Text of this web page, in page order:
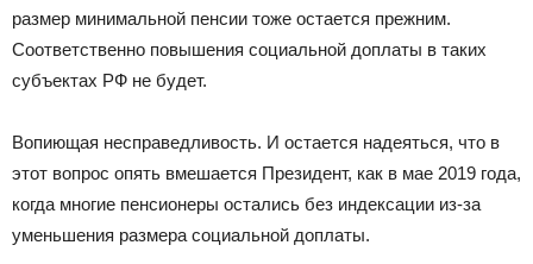
размер минимальной пенсии тоже остается прежним.
Соответственно повышения социальной доплаты в таких
субъектах РФ не будет.
Вопиющая несправедливость. И остается надеяться, что в
этот вопрос опять вмешается Президент, как в мае 2019 года,
когда многие пенсионеры остались без индексации из-за
уменьшения размера социальной доплаты.